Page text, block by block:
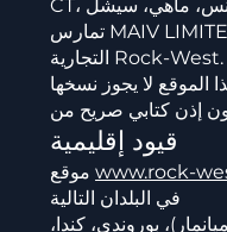
تمارس MAIV LIMITED أعمالها رسميًا تحت اسم العلامة
التجارية Rock-West.
الموقع لا يجوز نسخها
قيود إقليمية
موقعwww.rock-
في البلدان التالية
بوروندي، كندا،